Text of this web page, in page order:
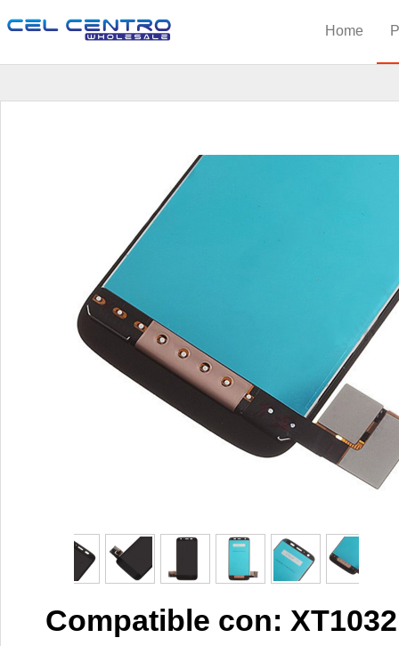
Home
Compatible con: